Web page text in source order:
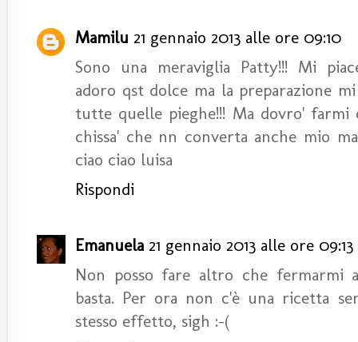
Mamilu 21 gennaio 2013 alle ore 09:10
Sono una meraviglia Patty!!! Mi
adoro qst dolce ma la preparazione
tutte quelle pieghe!!! Ma dovro' farmi
chissa' che nn converta anche mio
ciao ciao luisa
Rispondi
Emanuela 21 gennaio 2013 alle ore 09:13
Non posso fare altro che fermarmi
basta. Per ora non c'è una ricetta
stesso effetto, sigh :-(